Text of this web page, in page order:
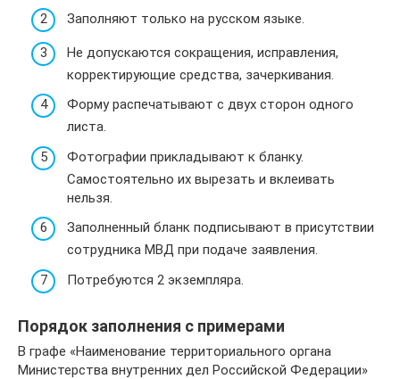
Заполняют только на русском языке.
Не допускаются сокращения, исправления,
корректирующие средства, зачеркивания.
Форму распечатывают с двух сторон одного
листа.
Фотографии прикладывают к бланку.
Самостоятельно их вырезать и вклеивать
нельзя.
Заполненный бланк подписывают в присутствии
сотрудника МВД при подаче заявления.
Потребуются 2 экземпляра.
Порядок заполнения с примерами
В графе «Наименование территориального органа
Министерства внутренних дел Российской Федерации»